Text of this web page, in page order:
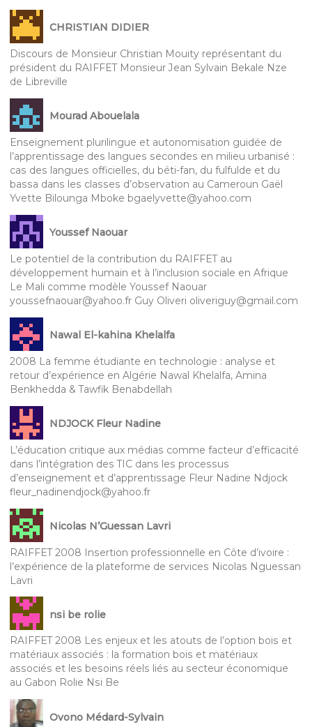
CHRISTIAN DIDIER
Discours de Monsieur Christian Mouity représentant du
président du RAIFFET Monsieur Jean Sylvain Bekale Nze
de Libreville
Mourad Abouelala
Enseignement plurilingue et autonomisation guidée de
l’apprentissage des langues secondes en milieu urbanisé :
cas des langues officielles, du béti-fan, du fulfulde et du
bassa dans les classes d’observation au Cameroun Gaël
Yvette Bilounga Mboke bgaelyvette@yahoo.com
Youssef Naouar
Le potentiel de la contribution du RAIFFET au
développement humain et à l’inclusion sociale en Afrique
Le Mali comme modèle Youssef Naouar
youssefnaouar@yahoo.fr Guy Oliveri oliveriguy@gmail.com
Nawal El-kahina Khelalfa
2008 La femme étudiante en technologie : analyse et
retour d’expérience en Algérie Nawal Khelalfa, Amina
Benkhedda & Tawfik Benabdellah
NDJOCK Fleur Nadine
L’éducation critique aux médias comme facteur d’efficacité
dans l’intégration des TIC dans les processus
d’enseignement et d’apprentissage Fleur Nadine Ndjock
fleur_nadinendjock@yahoo.fr
Nicolas N’Guessan Lavri
RAIFFET 2008 Insertion professionnelle en Côte d’ivoire :
l’expérience de la plateforme de services Nicolas Nguessan
Lavri
nsi be rolie
RAIFFET 2008 Les enjeux et les atouts de l’option bois et
matériaux associés : la formation bois et matériaux
associés et les besoins réels liés au secteur économique
au Gabon Rolie Nsi Be
Ovono Médard-Sylvain